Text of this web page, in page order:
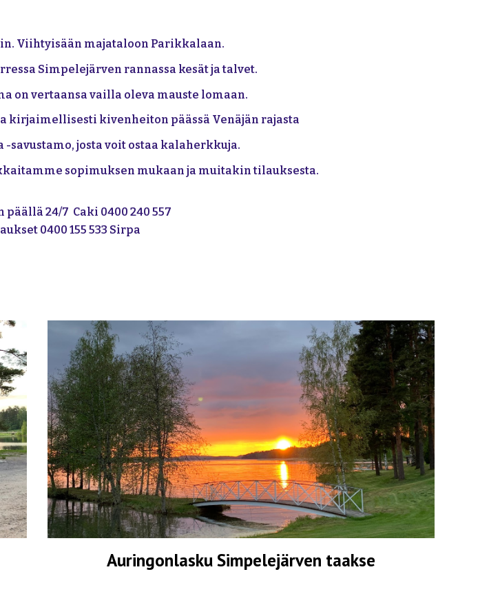
Viihtyisään majataloon Parikkalaan.
Simpelejärven rannassa kesät ja talvet.
on vertaansa vailla oleva mauste lomaan.
kirjaimellisesti kivenheiton päässä Venäjän rajasta
savustamo, josta voit ostaa kalaherkkuja.
sopimuksen mukaan ja muitakin tilauksesta.
päällä 24/7 Caki 0400 240 557
0400 155 533 Sirpa
Auringonlasku Simpelejärven taakse